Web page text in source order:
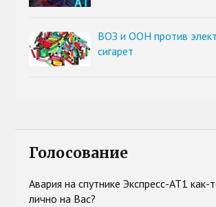
ВОЗ и ООН против
сигарет
Голосование
Авария на спутнике Экспресс-АТ1 как-
лично на Вас?